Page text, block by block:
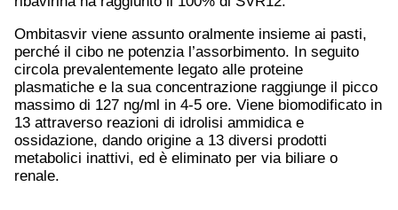
Ombitasvir viene assunto oralmente insieme ai pasti,
perché il cibo ne potenzia l’assorbimento. In seguito
circola prevalentemente legato alle proteine
plasmatiche e la sua concentrazione raggiunge il picco
massimo di 127 ng/ml in 4-5 ore. Viene biomodificato in
13 attraverso reazioni di idrolisi ammidica e
ossidazione, dando origine a 13 diversi prodotti
metabolici inattivi, ed è eliminato per via biliare o
renale.